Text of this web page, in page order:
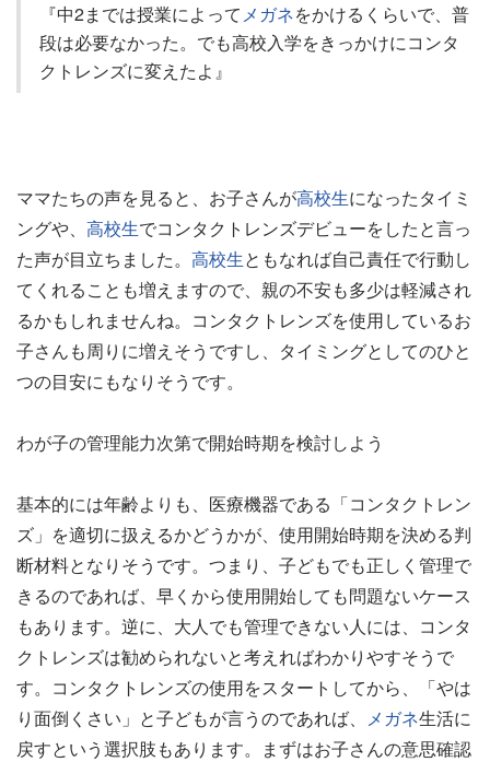
『中2までは授業によってメガネをかけるくらいで、普
段は必要なかった。でも高校入学をきっかけにコンタ
クトレンズに変えたよ』
ママたちの声を見ると、お子さんが高校生になったタイミ
ングや、 高校生でコンタクトレンズデビューをしたと言っ
た声が目立ちました。 高校生ともなれば自己責任で行動し
てくれることも増えますので、親の不安も多少は軽減され
るかもしれませんね。コンタクトレンズを使用しているお
子さんも周りに増えそうですし、タイミングとしてのひと
つの目安にもなりそうです。
わが子の管理能力次第で開始時期を検討しよう
基本的には年齢よりも、医療機器である「コンタクトレン
ズ」を適切に扱えるかどうかが、使用開始時期を決める判
断材料となりそうです。つまり、子どもでも正しく管理で
きるのであれば、早くから使用開始しても問題ないケース
もあります。逆に、大人でも管理できない人には、コンタ
クトレンズは勧められないと考えればわかりやすそうで
す。コンタクトレンズの使用をスタートしてから、「やは
り面倒くさい」と子どもが言うのであれば、 メガネ生活に
戻すという選択肢もあります。まずはお子さんの意思確認